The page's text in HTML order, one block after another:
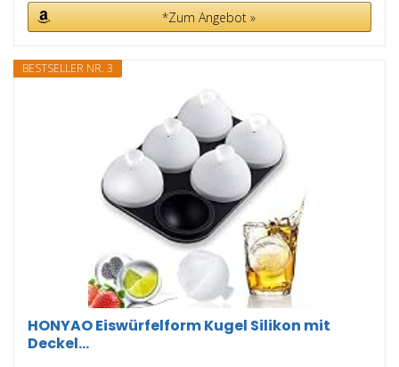
*Zum Angebot »
BESTSELLER NR. 3
HONYAO Eiswürfelform Kugel Silikon mit
Deckel...